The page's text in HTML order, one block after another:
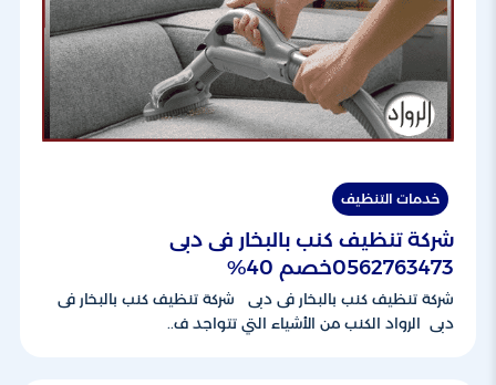
خدمات التنظيف
شركة تنظيف كنب بالبخار فى دبى
0562763473خصم 40%
شركة تنظيف كنب بالبخار فى دبى شركة تنظيف كنب بالبخار فى
دبى الرواد الكنب من الأشياء التي تتواجد ف..